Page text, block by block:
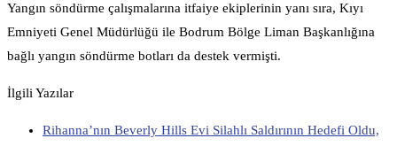
Yangın söndürme çalışmalarına itfaiye ekiplerinin yanı sıra, Kıyı
Emniyeti Genel Müdürlüğü ile Bodrum Bölge Liman Başkanlığına
bağlı yangın söndürme botları da destek vermişti.
İlgili Yazılar
Rihanna’nın Beverly Hills Evi Silahlı Saldırının Hedefi Oldu,